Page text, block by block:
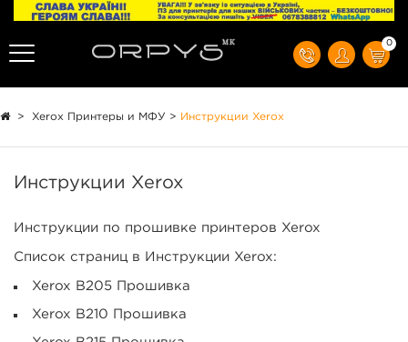
0
> Xerox Принтеры и МФУ > Инструкции Xerox
Инструкции Xerox
Инструкции по прошивке принтеров Xerox
Список страниц в Инструкции Xerox:
Xerox B205 Прошивка
Xerox B210 Прошивка